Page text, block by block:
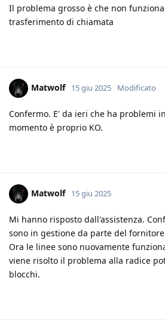
Il problema grosso è che non
trasferimento di chiamata
Matwolf 15 giu 2025 Modificato
Confermo. E' da ieri che ha problemi
momento è proprio KO.
Matwolf 15 giu 2025
Mi hanno risposto dall'assistenza.
sono in gestione da parte del
Ora le linee sono nuovamente
viene risolto il problema alla radice
blocchi.